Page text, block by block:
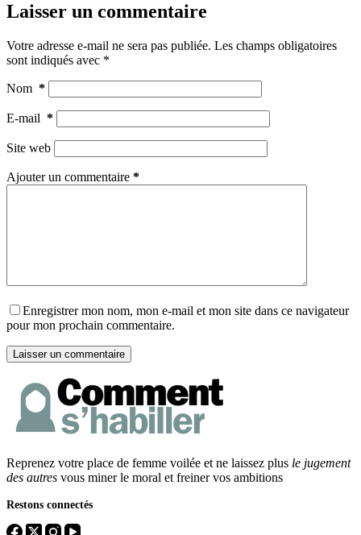
Laisser un commentaire
Votre adresse e-mail ne sera pas publiée. Les champs obligatoires
sont indiqués avec *
Nom *
E-mail *
Site web
Ajouter un commentaire *
Enregistrer mon nom, mon e-mail et mon site dans ce navigateur
pour mon prochain commentaire.
Laisser un commentaire
Reprenez votre place de femme voilée et ne laissez plus le jugement
des autres vous miner le moral et freiner vos ambitions
Restons connectés